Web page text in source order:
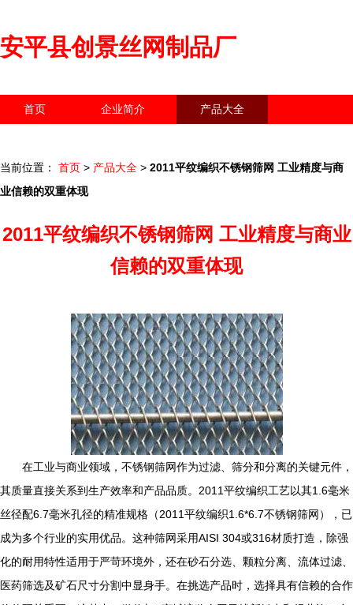
安平县创景丝网制品厂
首页 企业简介 产品大全
当前位置： 首页 > 产品大全 > 2011平纹编织不锈钢筛网 工业精度与商
业信赖的双重体现
2011平纹编织不锈钢筛网 工业精度与商业
信赖的双重体现
在工业与商业领域，不锈钢筛网作为过滤、筛分和分离的关键元件，
其质量直接关系到生产效率和产品品质。2011平纹编织工艺以其1.6毫米
丝径配6.7毫米孔径的精准规格（2011平纹编织1.6*6.7不锈钢筛网），已
成为多个行业的实用优品。这种筛网采用AISI 304或316材质打造，除强
化的耐用特性适用于严苛环境外，还在砂石分选、颗粒分离、流体过滤、
医药筛选及矿石尺寸分割中显身手。在挑选产品时，选择具有信赖的合作